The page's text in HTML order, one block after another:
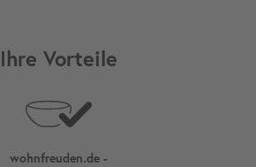
Ihre Vorteile
wohnfreuden.de -